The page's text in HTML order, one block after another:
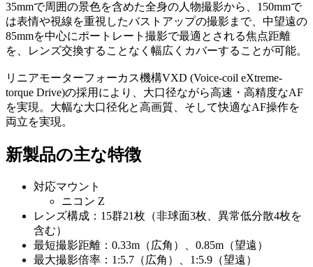
35mmで周囲の景色を含めた全身の人物撮影から、150mmで
は表情や視線を重視したバストアップの撮影まで、中望遠の
85mmを中心にポートレート撮影で最適とされる焦点距離
を、レンズ交換することなく幅広くカバーすることが可能。
リニアモーターフォーカス機構VXD (Voice-coil eXtreme-
torque Drive)の採用により、大口径ながら高速・高精度なAF
を実現。大幅な大口径化と高画質、そして快適なAF操作を
両立を実現。
新製品の主な特徴
対応マウント
ニコン Z
レンズ構成：15群21枚（非球面3枚、異常低分散4枚を
含む）
最短撮影距離：0.33m（広角）、0.85m（望遠）
最大撮影倍率：1:5.7（広角）、1:5.9（望遠）